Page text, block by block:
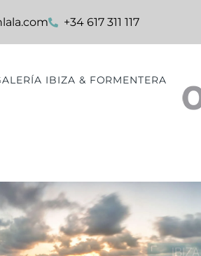
+34 617 311 117
IBIZA & FORMENTERA